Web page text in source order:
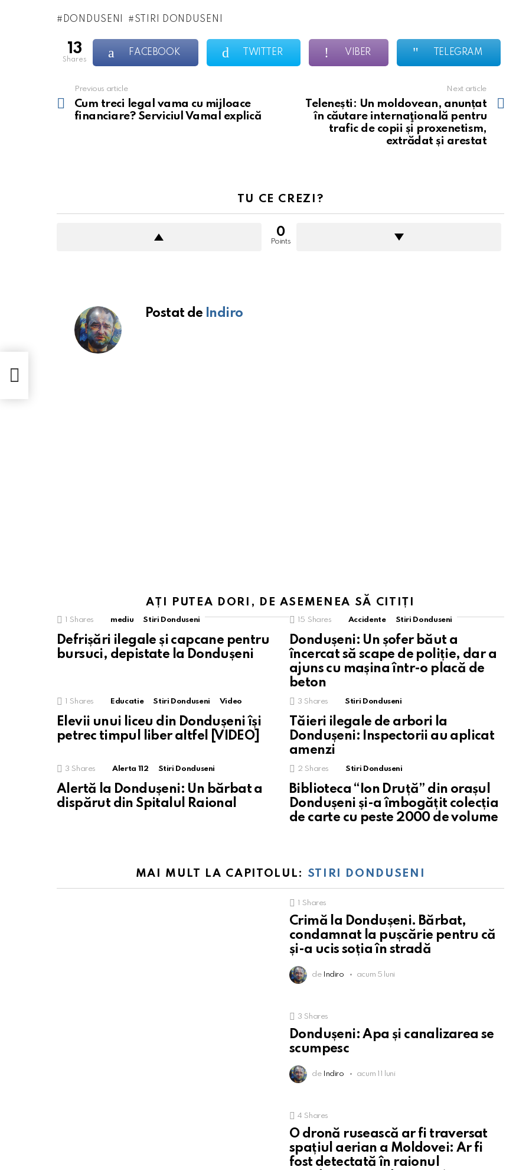
DONDUSENI STIRI DONDUSENI
13
shares
FACEBOOK TWITTER VIBER TELEGRAM
more
Previous article
Cum treci legal vama cu mijloace
financiare? Serviciul Vamal explică
Next article
Telenești: Un moldovean, anunțat
în căutare internaţională pentru
trafic de copii și proxenetism,
extrădat și arestat
TU CE CREZI?
0
Points
Postat de Indiro
AȚI PUTEA DORI, DE ASEMENEA SĂ CITIȚI
1 Shares mediu Stiri Donduseni
Defrișări ilegale și capcane pentru
bursuci, depistate la Dondușeni
15 Shares Accidente Stiri Donduseni
Dondușeni: Un șofer băut a
încercat să scape de poliție, dar a
ajuns cu mașina într-o placă de
beton
1 Shares Educatie Stiri Donduseni Video
Elevii unui liceu din Dondușeni își
petrec timpul liber altfel [VIDEO]
3 Shares Stiri Donduseni
Tăieri ilegale de arbori la
Dondușeni: Inspectorii au aplicat
amenzi
3 Shares Alerta 112 Stiri Donduseni
Alertă la Dondușeni: Un bărbat a
dispărut din Spitalul Raional
2 Shares Stiri Donduseni
Biblioteca “Ion Druță” din orașul
Dondușeni și-a îmbogățit colecția
de carte cu peste 2000 de volume
MAI MULT LA CAPITOLUL: STIRI DONDUSENI
1 Shares
Crimă la Dondușeni. Bărbat,
condamnat la pușcărie pentru că
și-a ucis soția în stradă
de Indiro acum 5 luni
3 Shares
Dondușeni: Apa și canalizarea se
scumpesc
de Indiro acum 11 luni
4 Shares
O dronă rusească ar fi traversat
spațiul aerian a Moldovei: Ar fi
fost detectată în raionul